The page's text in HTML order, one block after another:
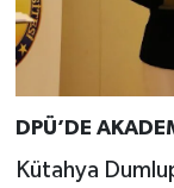
DPÜ’DE
Kütahya